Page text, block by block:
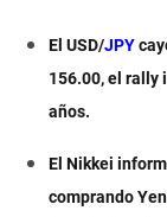
El USD/JPY
156.00, el rally
años.
El Nikkei
comprando